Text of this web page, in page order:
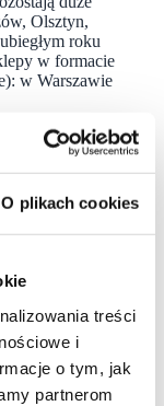
O plikach cookies
treści
i
o tym, jak
partnerom
Olsztyn,
roku
w formacie
w Warszawie
w Polsce,
tysięcy
drobnych wad
przekazane